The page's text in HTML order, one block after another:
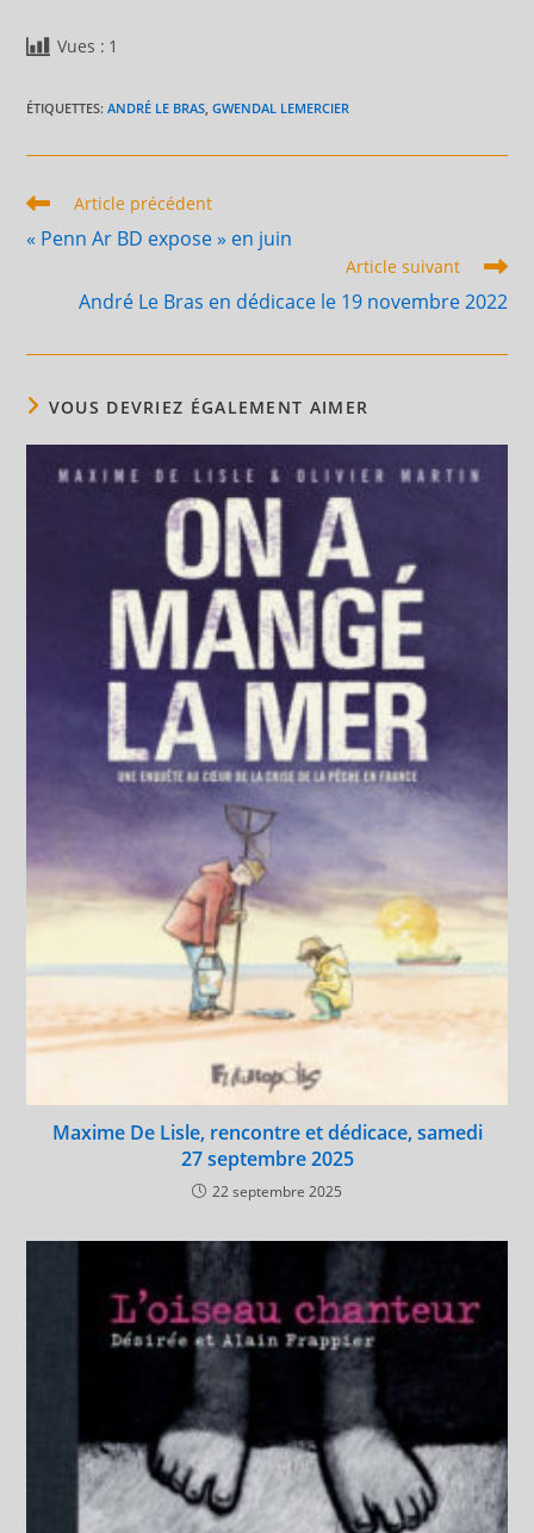
Vues : 1
ÉTIQUETTES:ANDRÉ LE BRAS GWENDAL LEMERCIER
Read
articles
Article précédent
« Penn Ar BD expose » en juin
Article suivant
André Le Bras en dédicace le 19 novembre 2022
VOUS DEVRIEZ ÉGALEMENT AIMER
Maxime De Lisle, rencontre et dédicace, samedi
27 septembre 2025
22 septembre 2025